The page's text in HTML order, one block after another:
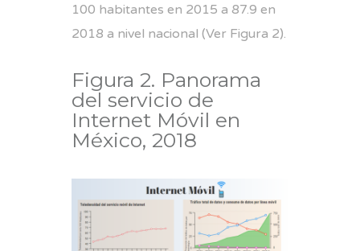
100 habitantes en 2015 a 87.9 en
2018 a nivel nacional (Ver Figura 2).
Figura 2. Panorama
del servicio de
Internet Móvil en
México, 2018